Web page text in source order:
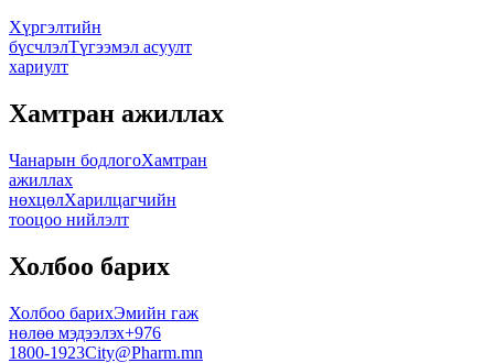
Хүргэлтийн
бүсчлэлТүгээмэл асуулт
хариулт
Хамтран ажиллах
Чанарын бодлогоХамтран
ажиллах
нөхцөлХарилцагчийн
тооцоо нийлэлт
Холбоо барих
Холбоо барихЭмийн гаж
нөлөө мэдээлэх+976
1800-1923City@Pharm.mn